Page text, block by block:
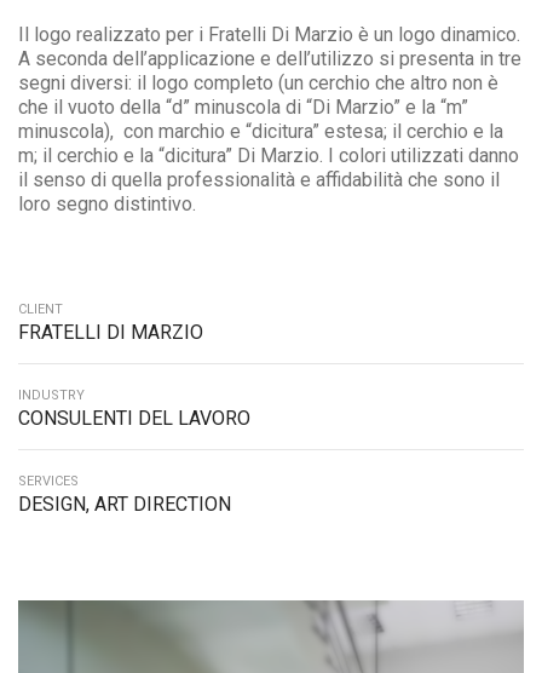
Il logo realizzato per i Fratelli Di Marzio è un logo dinamico.
A seconda dell’applicazione e dell’utilizzo si presenta in tre
segni diversi: il logo completo (un cerchio che altro non è
che il vuoto della “d” minuscola di “Di Marzio” e la “m”
minuscola), con marchio e “dicitura” estesa; il cerchio e la
m; il cerchio e la “dicitura” Di Marzio. I colori utilizzati danno
il senso di quella professionalità e affidabilità che sono il
loro segno distintivo.
CLIENT
FRATELLI DI MARZIO
INDUSTRY
CONSULENTI DEL LAVORO
SERVICES
DESIGN, ART DIRECTION